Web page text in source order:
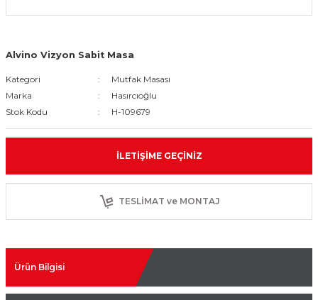
Alvino Vizyon Sabit Masa
Kategori
Mutfak Masası
Marka
Hasırcıoğlu
Stok Kodu
H-109679
İLETIŞIME GEÇINIZ
TESLİMAT ve MONTAJ
Ürün Bilgisi